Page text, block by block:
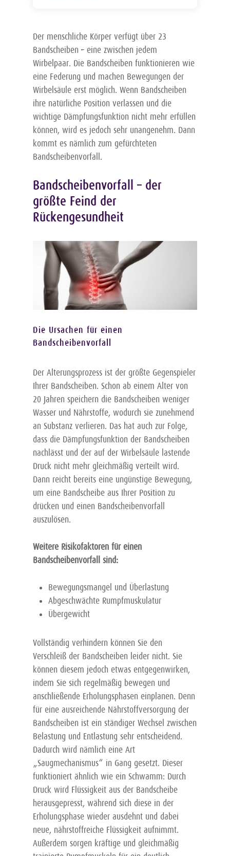
Was ist Stress
Was tun gegen Stress?
Yoga Übungen gegen Stress
Hausmittel gegen Rückenschmerzen
Schmerztherapie für den Rücken
Was tun bei einem Hexenschuss
Welcher Arzt bei Rückenschmerzen
Richtig liegen sitzen stehen und
tragen
Rückenschmerzen beim Reisen
Rückentipps fürs Büro
Rückenschmerzen im Alter
Rückenschmerzen im Schlaf
Rückenschmerzen in der
Schwangerschaft
Rückenschmerzen vorbeugen
Rückensünden
Rückenübungen für eine bessere
Körperwahrnehmung
Psychischen Druck abbauen
Der menschliche Körper verfügt über 23
Bandscheiben – eine zwischen jedem
Wirbelpaar. Die Bandscheiben funktionieren wie
eine Federung und machen Bewegungen der
Wirbelsäule erst möglich. Wenn Bandscheiben
ihre natürliche Position verlassen und die
wichtige Dämpfungsfunktion nicht mehr erfüllen
können, wird es jedoch sehr unangenehm. Dann
kommt es nämlich zum gefürchteten
Bandscheibenvorfall.
Bandscheibenvorfall – der
größte Feind der
Rückengesundheit
Die Ursachen für einen
Bandscheibenvorfall
Der Alterungsprozess ist der größte Gegenspieler
Ihrer Bandscheiben. Schon ab einem Alter von
20 Jahren speichern die Bandscheiben weniger
Wasser und Nährstoffe, wodurch sie zunehmend
an Substanz verlieren. Das hat auch zur Folge,
dass die Dämpfungsfunktion der Bandscheiben
nachlässt und der auf der Wirbelsäule lastende
Druck nicht mehr gleichmäßig verteilt wird.
Dann reicht bereits eine ungünstige Bewegung,
um eine Bandscheibe aus Ihrer Position zu
drücken und einen Bandscheibenvorfall
auszulösen.
Weitere Risikofaktoren für einen
Bandscheibenvorfall sind:
Bewegungsmangel und Überlastung
Abgeschwächte Rumpfmuskulatur
Übergewicht
Vollständig verhindern können Sie den
Verschleiß der Bandscheiben leider nicht. Sie
können diesem jedoch etwas entgegenwirken,
indem Sie sich regelmäßig bewegen und
anschließende Erholungsphasen einplanen. Denn
für eine ausreichende Nährstoffversorgung der
Bandscheiben ist ein ständiger Wechsel zwischen
Belastung und Entlastung sehr entscheidend.
Dadurch wird nämlich eine Art
„Saugmechanismus“ in Gang gesetzt. Dieser
funktioniert ähnlich wie ein Schwamm: Durch
Druck wird Flüssigkeit aus der Bandscheibe
herausgepresst, während sich diese in der
Erholungsphase wieder ausdehnt und dabei
neue, nährstoffreiche Flüssigkeit aufnimmt.
Außerdem sorgen kräftige und gleichmäßig